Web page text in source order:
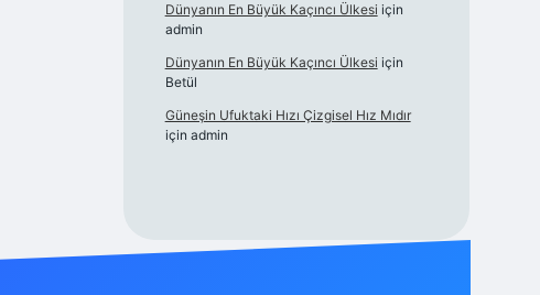
Dünyanın En Büyük Kaçıncı Ülkesi için
admin
Dünyanın En Büyük Kaçıncı Ülkesi için
Betül
Güneşin Ufuktaki Hızı Çizgisel Hız Mıdır
için admin